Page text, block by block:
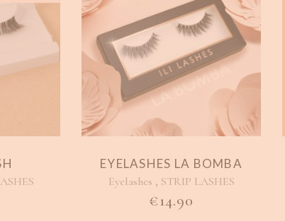
EYELASHES LA BOMBA
Eyelashes , STRIP LASHES
€14.90